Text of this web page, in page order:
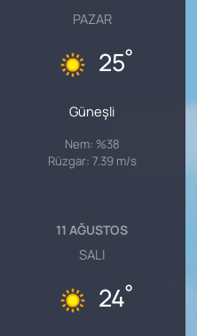
PAZAR
25°
Güneşli
Nem: %38
Rüzgar: 7.39 m/s
11 AĞUSTOS
SALI
24°